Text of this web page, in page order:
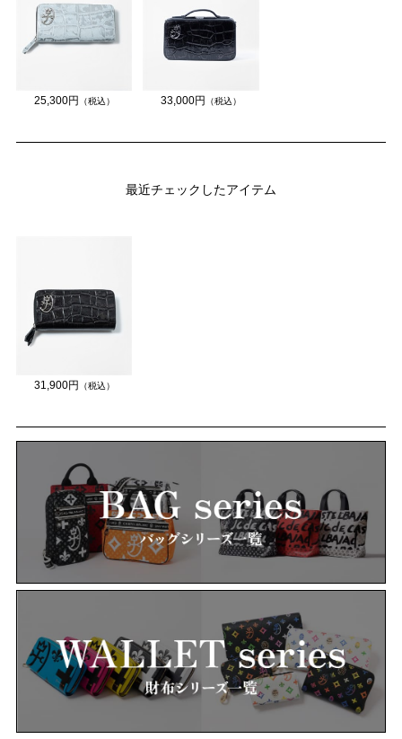
25,300円 （税込） 33,000円 （税込）
最近チェックしたアイテム
31,900円 （税込）